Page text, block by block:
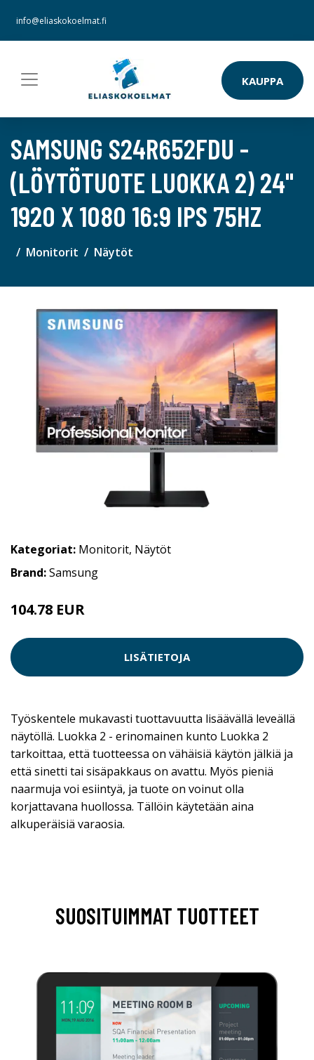
info@eliaskokoelmat.fi
KAUPPA
SAMSUNG S24R652FDU -
(LÖYTÖTUOTE LUOKKA 2) 24"
1920 X 1080 16:9 IPS 75HZ
Monitorit Näytöt
Kategoriat: Monitorit, Näytöt
Brand:Samsung
104.78 EUR
LISÄTIETOJA
Työskentele mukavasti tuottavuutta lisäävällä leveällä
näytöllä. Luokka 2 - erinomainen kunto Luokka 2
tarkoittaa, että tuotteessa on vähäisiä käytön jälkiä ja
että sinetti tai sisäpakkaus on avattu. Myös pieniä
naarmuja voi esiintyä, ja tuote on voinut olla
korjattavana huollossa. Tällöin käytetään aina
alkuperäisiä varaosia.
SUOSITUIMMAT TUOTTEET